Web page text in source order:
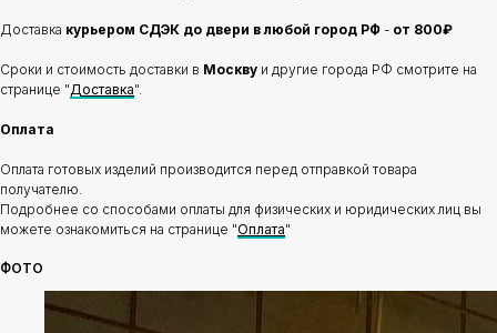
Доставка курьером СДЭК до двери в любой город РФ - от 800₽
Сроки и стоимость доставки в Москву и другие города РФ смотрите на
странице "Доставка".
Оплата
Оплата готовых изделий производится перед отправкой товара
получателю.
Подробнее со способами оплаты для физических и юридических лиц вы
можете ознакомиться на странице "Оплата"
ФОТО